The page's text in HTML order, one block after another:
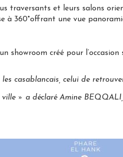
traversants et leurs salons
à 360°offrant une vue
showroom créé pour l’occasion
casablancais, celui de
» a déclaré Amine